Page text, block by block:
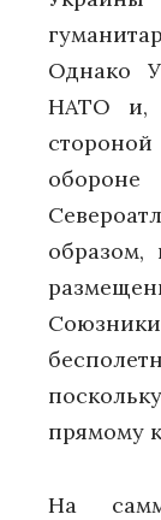
Однако
НАТО и,
прямому
На